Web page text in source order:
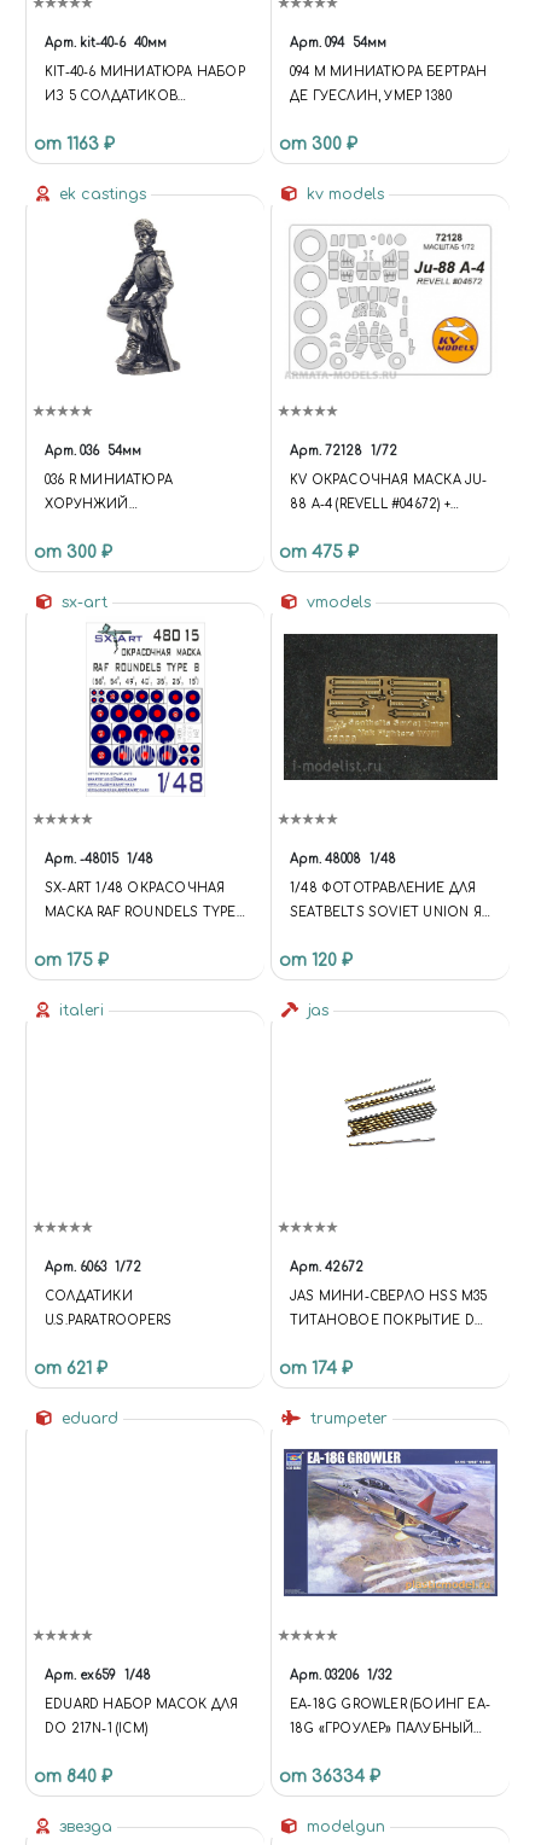
Арт. kit-40-6 40мм
KIT-40-6 МИНИАТЮРА НАБОР
ИЗ 5 СОЛДАТИКОВ
от 1163 ₽
Арт. 094 54мм
094 M МИНИАТЮРА БЕРТРАН
ДЕ ГУЕСЛИН, УМЕР 1380
от 300 ₽
ek castings
Арт. 036 54мм
036 R МИНИАТЮРА
ХОРУНЖИЙ
КАЗАЧЬЕГО ПОЛКА, 1890
от 300 ₽
kv models
Арт. 72128 1/72
KV ОКРАСОЧНАЯ МАСКА JU-
88 A-4 (REVELL #04672) +
КОЛЕСА ДЛЯ МОДЕЛЕЙ
ФИРМЫ REVELL
от 475 ₽
sx-art
Арт. -48015 1/48
SX-ART 1/48 ОКРАСОЧНАЯ
МАСКА RAF ROUNDELS TYPE
от 175 ₽
vmodels
Арт. 48008 1/48
1/48 ФОТОТРАВЛЕНИЕ ДЛЯ
SEATBELTS SOVIET UNION Я
от 120 ₽
italeri
Арт. 6063 1/72
СОЛДАТИКИ
U.S.PARATROOPERS
от 621 ₽
jas
Арт. 42672
JAS МИНИ-СВЕРЛО HSS M35
ТИТАНОВОЕ ПОКРЫТИЕ D
от 174 ₽
eduard
Арт. ex659 1/48
EDUARD НАБОР МАСОК ДЛЯ
DO 217N-1 (ICM)
от 840 ₽
trumpeter
Арт. 03206 1/32
EA-18G GROWLER (БОИНГ EA-
18G «ГРОУЛЕР» ПАЛУБНЫЙ
РАДИОЭЛЕКТРОННОЙ
БОРЬБЫ ВМС США )
от 36334 ₽
звезда modelgun